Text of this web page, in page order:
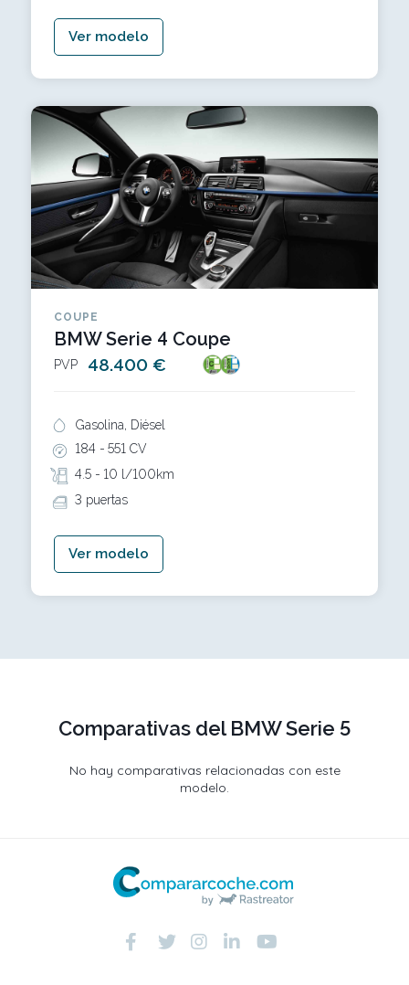
Ver modelo
COUPE
BMW Serie 4 Coupe
PVP 48.400 €
Gasolina, Diésel
184 - 551 CV
4.5 - 10 l/100km
3 puertas
Ver modelo
Comparativas del BMW Serie 5
No hay comparativas relacionadas con este
modelo.